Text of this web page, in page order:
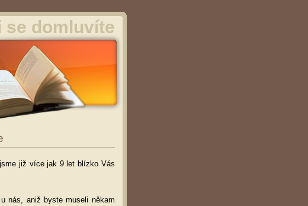
se domluvíte
již více jak 9 let blízko Vás
nás, aniž byste museli někam